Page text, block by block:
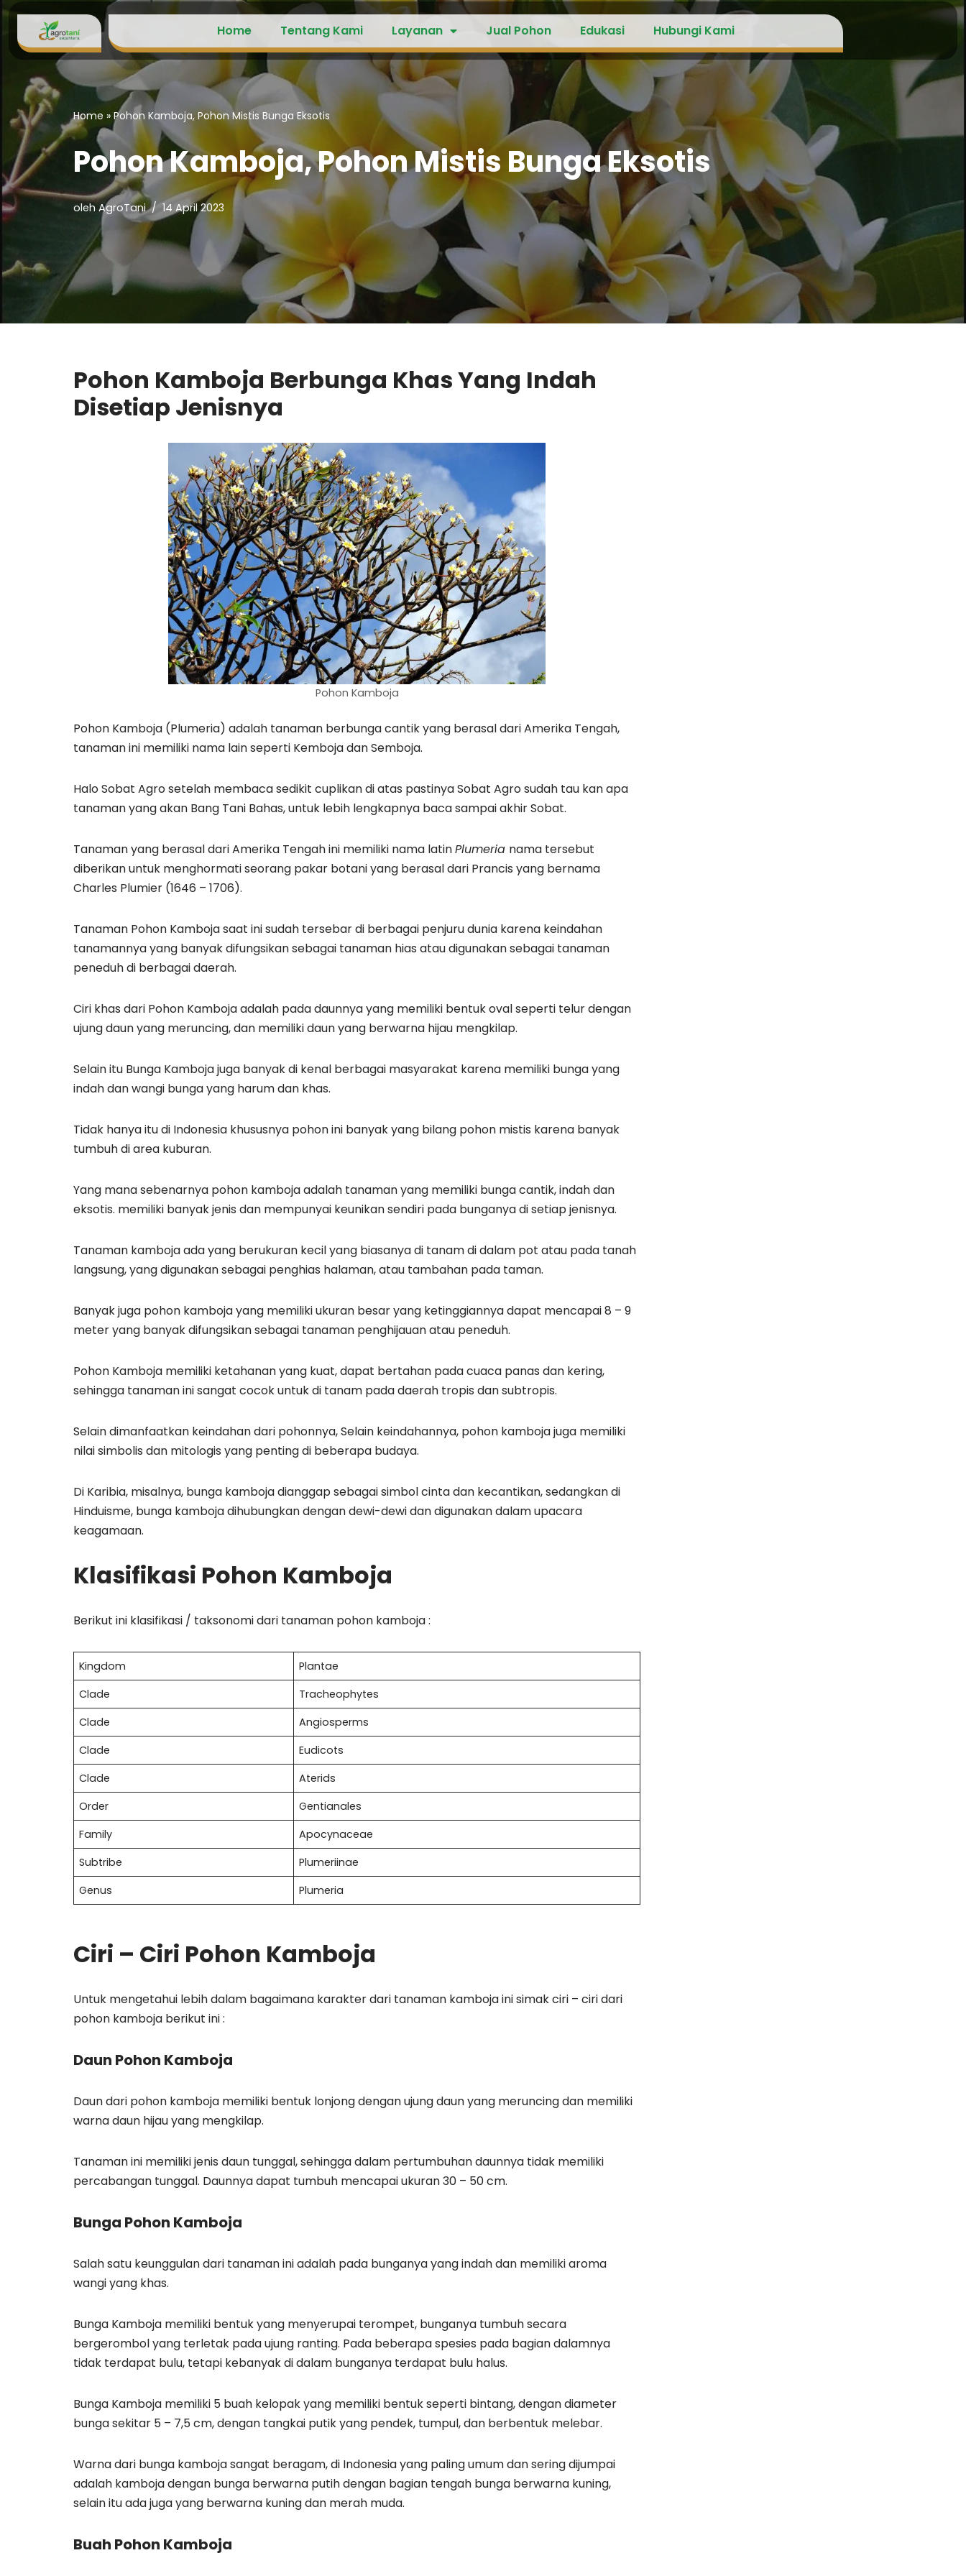
Lompat
konten
Home Tentang Kami Layanan Jual Pohon Edukasi Hubungi Kami
Home » Pohon Kamboja, Pohon Mistis Bunga Eksotis
Pohon Kamboja, Pohon Mistis Bunga Eksotis
oleh AgroTani 14 April 2023
Pohon Kamboja Berbunga Khas Yang Indah
Disetiap Jenisnya
Pohon Kamboja
Pohon Kamboja (Plumeria) adalah tanaman berbunga cantik yang berasal dari Amerika Tengah,
tanaman ini memiliki nama lain seperti Kemboja dan Semboja.
Halo Sobat Agro setelah membaca sedikit cuplikan di atas pastinya Sobat Agro sudah tau kan apa
tanaman yang akan Bang Tani Bahas, untuk lebih lengkapnya baca sampai akhir Sobat.
Tanaman yang berasal dari Amerika Tengah ini memiliki nama latinPlumeria nama tersebut
diberikan untuk menghormati seorang pakar botani yang berasal dari Prancis yang bernama
Charles Plumier (1646 – 1706).
Tanaman Pohon Kamboja saat ini sudah tersebar di berbagai penjuru dunia karena keindahan
tanamannya yang banyak difungsikan sebagai tanaman hias atau digunakan sebagai tanaman
peneduh di berbagai daerah.
Ciri khas dari Pohon Kamboja adalah pada daunnya yang memiliki bentuk oval seperti telur dengan
ujung daun yang meruncing, dan memiliki daun yang berwarna hijau mengkilap.
Selain itu Bunga Kamboja juga banyak di kenal berbagai masyarakat karena memiliki bunga yang
indah dan wangi bunga yang harum dan khas.
Tidak hanya itu di Indonesia khususnya pohon ini banyak yang bilang pohon mistis karena banyak
tumbuh di area kuburan.
Yang mana sebenarnya pohon kamboja adalah tanaman yang memiliki bunga cantik, indah dan
eksotis. memiliki banyak jenis dan mempunyai keunikan sendiri pada bunganya di setiap jenisnya.
Tanaman kamboja ada yang berukuran kecil yang biasanya di tanam di dalam pot atau pada tanah
langsung, yang digunakan sebagai penghias halaman, atau tambahan pada taman.
Banyak juga pohon kamboja yang memiliki ukuran besar yang ketinggiannya dapat mencapai 8 – 9
meter yang banyak difungsikan sebagai tanaman penghijauan atau peneduh.
Pohon Kamboja memiliki ketahanan yang kuat, dapat bertahan pada cuaca panas dan kering,
sehingga tanaman ini sangat cocok untuk di tanam pada daerah tropis dan subtropis.
Selain dimanfaatkan keindahan dari pohonnya, Selain keindahannya, pohon kamboja juga memiliki
nilai simbolis dan mitologis yang penting di beberapa budaya.
Di Karibia, misalnya, bunga kamboja dianggap sebagai simbol cinta dan kecantikan, sedangkan di
Hinduisme, bunga kamboja dihubungkan dengan dewi-dewi dan digunakan dalam upacara
keagamaan.
Klasifikasi Pohon Kamboja
Berikut ini klasifikasi / taksonomi dari tanaman pohon kamboja :
Kingdom
Plantae
Clade
Tracheophytes
Clade
Angiosperms
Clade
Eudicots
Clade
Aterids
Order
Gentianales
Family
Apocynaceae
Subtribe
Plumeriinae
Genus
Plumeria
Ciri – Ciri Pohon Kamboja
Untuk mengetahui lebih dalam bagaimana karakter dari tanaman kamboja ini simak ciri – ciri dari
pohon kamboja berikut ini :
Daun Pohon Kamboja
Daun dari pohon kamboja memiliki bentuk lonjong dengan ujung daun yang meruncing dan memiliki
warna daun hijau yang mengkilap.
Tanaman ini memiliki jenis daun tunggal, sehingga dalam pertumbuhan daunnya tidak memiliki
percabangan tunggal. Daunnya dapat tumbuh mencapai ukuran 30 – 50 cm.
Bunga Pohon Kamboja
Salah satu keunggulan dari tanaman ini adalah pada bunganya yang indah dan memiliki aroma
wangi yang khas.
Bunga Kamboja memiliki bentuk yang menyerupai terompet, bunganya tumbuh secara
bergerombol yang terletak pada ujung ranting. Pada beberapa spesies pada bagian dalamnya
tidak terdapat bulu, tetapi kebanyak di dalam bunganya terdapat bulu halus.
Bunga Kamboja memiliki 5 buah kelopak yang memiliki bentuk seperti bintang, dengan diameter
bunga sekitar 5 – 7,5 cm, dengan tangkai putik yang pendek, tumpul, dan berbentuk melebar.
Warna dari bunga kamboja sangat beragam, di Indonesia yang paling umum dan sering dijumpai
adalah kamboja dengan bunga berwarna putih dengan bagian tengah bunga berwarna kuning,
selain itu ada juga yang berwarna kuning dan merah muda.
Buah Pohon Kamboja